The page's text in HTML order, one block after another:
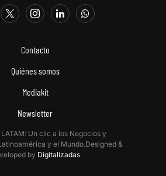
Contacto
Quiénes somos
Mediakit
Newsletter
LATAM: Un clic a los Negocios y
y el Mundo.Designed &
by Digitalizadas